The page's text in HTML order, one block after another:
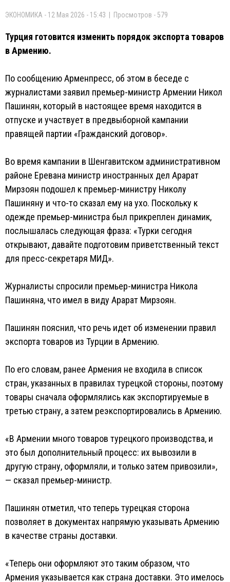
ЭКОНОМИКА - 12 Мая 2026 - 15:43 | Просмотров - 579
Турция готовится изменить порядок экспорта товаров
в Армению.
По сообщению Арменпресс, об этом в беседе с
журналистами заявил премьер-министр Армении Никол
Пашинян, который в настоящее время находится в
отпуске и участвует в предвыборной кампании
правящей партии «Гражданский договор».
Во время кампании в Шенгавитском административном
районе Еревана министр иностранных дел Арарат
Мирзоян подошел к премьер-министру Николу
Пашиняну и что-то сказал ему на ухо. Поскольку к
одежде премьер-министра был прикреплен динамик,
послышалась следующая фраза: «Турки сегодня
открывают, давайте подготовим приветственный текст
для пресс-секретаря МИД».
Журналисты спросили премьер-министра Никола
Пашиняна, что имел в виду Арарат Мирзоян.
Пашинян пояснил, что речь идет об изменении правил
экспорта товаров из Турции в Армению.
По его словам, ранее Армения не входила в список
стран, указанных в правилах турецкой стороны, поэтому
товары сначала оформлялись как экспортируемые в
третью страну, а затем реэкспортировались в Армению.
«В Армении много товаров турецкого производства, и
это был дополнительный процесс: их вывозили в
другую страну, оформляли, и только затем привозили»,
— сказал премьер-министр.
Пашинян отметил, что теперь турецкая сторона
позволяет в документах напрямую указывать Армению
в качестве страны доставки.
«Теперь они оформляют это таким образом, что
Армения указывается как страна доставки. Это имелось